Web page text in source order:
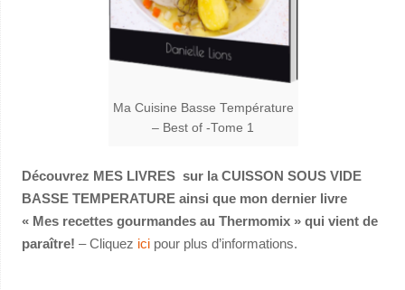
Ma Cuisine Basse Température
– Best of -Tome 1
Découvrez MES LIVRES sur la CUISSON SOUS VIDE
BASSE TEMPERATURE ainsi que mon dernier livre
« Mes recettes gourmandes au Thermomix » qui vient de
paraître! – Cliquez icipour plus d’informations.